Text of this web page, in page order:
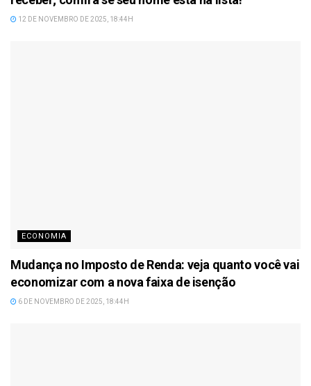
12 DE NOVEMBRO DE 2025, 18:44H
ECONOMIA
Mudança no Imposto de Renda: veja quanto você vai
economizar com a nova faixa de isenção
6 DE NOVEMBRO DE 2025, 18:44H